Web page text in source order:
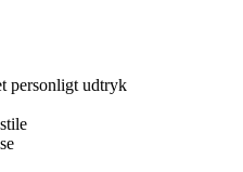
personligt udtryk